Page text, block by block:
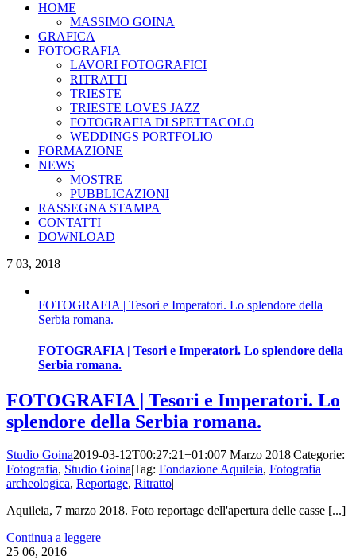
HOME
MASSIMO GOINA
GRAFICA
FOTOGRAFIA
LAVORI FOTOGRAFICI
RITRATTI
TRIESTE
TRIESTE LOVES JAZZ
FOTOGRAFIA DI SPETTACOLO
WEDDINGS PORTFOLIO
FORMAZIONE
NEWS
MOSTRE
PUBBLICAZIONI
RASSEGNA STAMPA
CONTATTI
DOWNLOAD
7 03, 2018
FOTOGRAFIA | Tesori e Imperatori. Lo splendore della
Serbia romana.
FOTOGRAFIA | Tesori e Imperatori. Lo splendore della
Serbia romana.
FOTOGRAFIA | Tesori e Imperatori. Lo
splendore della Serbia romana.
Studio Goina2019-03-12T00:27:21+01:007 Marzo 2018|Categorie:
Fotografia, Studio Goina|Tag: Fondazione Aquileia, Fotografia
archeologica, Reportage, Ritratto|
Aquileia, 7 marzo 2018. Foto reportage dell'apertura delle casse [...]
Continua a leggere
25 06, 2016